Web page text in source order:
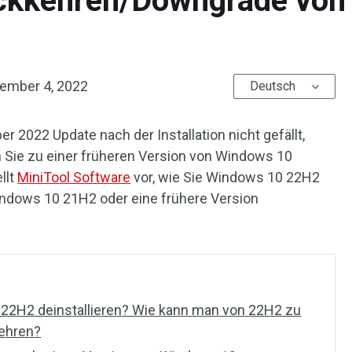
4, 2022 Deutsch
2022 Update nach der Installation nicht gefällt,
zu einer früheren Version von Windows 10
MiniTool Software vor, wie Sie Windows 10 22H2
10 21H2 oder eine frühere Version
deinstallieren? Wie kann man von 22H2 zu